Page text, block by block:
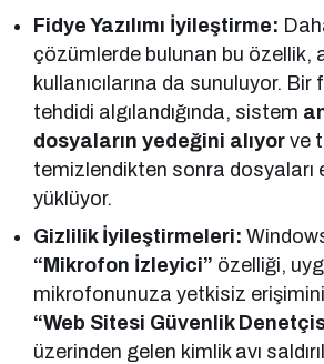
Fidye Yazılımı İyileştirme:
çözümlerde bulunan bu özellik,
kullanıcılarına da sunuluyor. Bir
tehdidi algılandığında, sistem
dosyaların yedeğini alıyor ve
temizlendikten sonra dosyaları
yüklüyor.
Gizlilik İyileştirmeleri:
“Mikrofon İzleyici” özelliği,
mikrofonunuza yetkisiz
“Web Sitesi Güvenlik
üzerinden gelen kimlik avı